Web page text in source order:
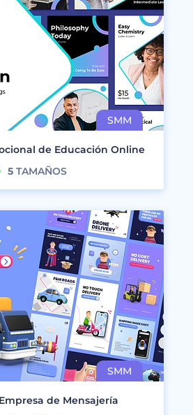
de Educación Online
5 TAMAÑOS
de Mensajería